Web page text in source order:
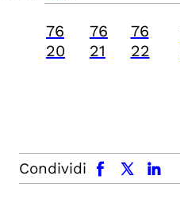
76
20
76
21
76
22
Condividi
facebook x.com linkedin